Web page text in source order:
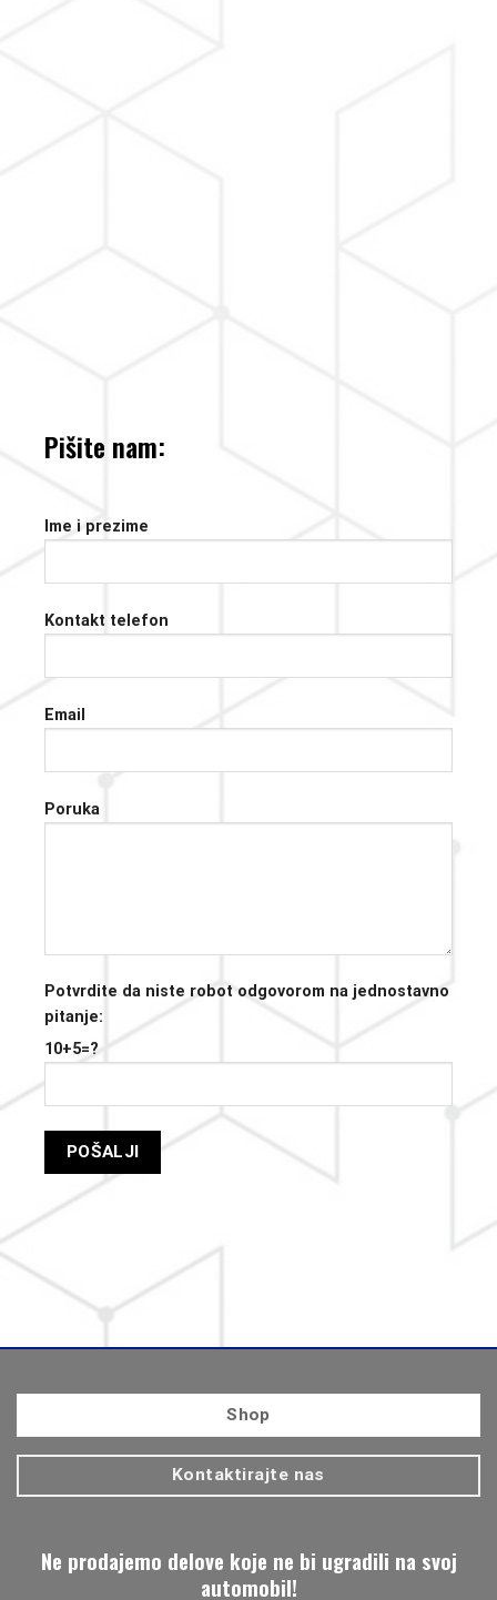
Pišite nam:
Ime i prezime
Kontakt telefon
Email
Poruka
Potvrdite da niste robot odgovorom na jednostavno
pitanje:
10+5=?
Ne prodajemo delove koje ne bi ugradili na svoj
automobil!
Shop
Kontaktirajte nas